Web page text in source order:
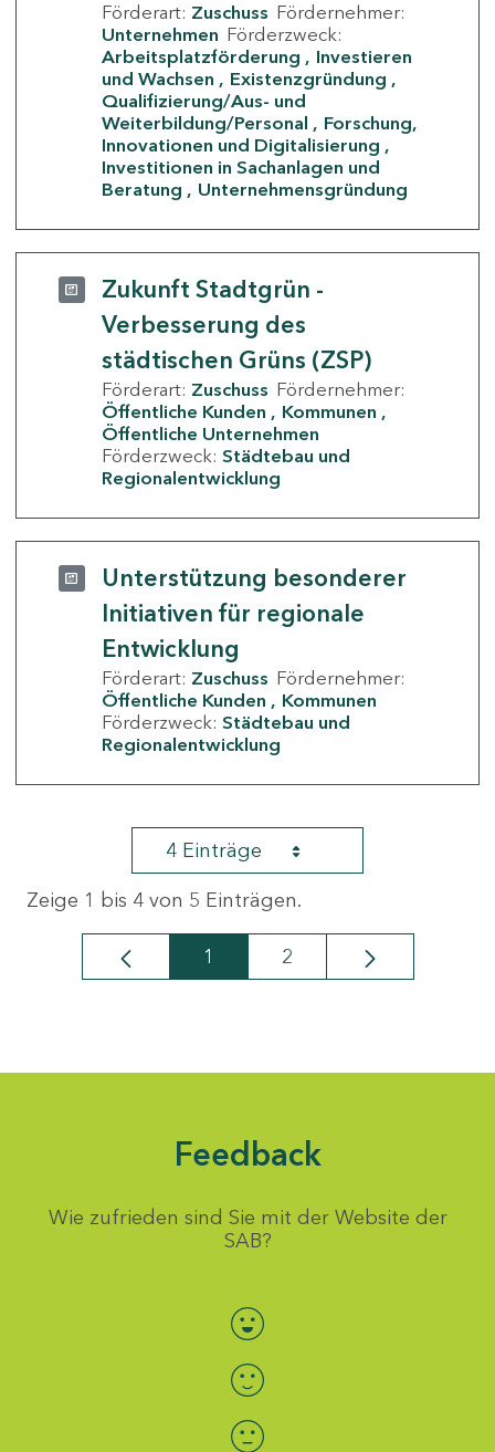
Förderart: Zuschuss Fördernehmer:
Unternehmen Förderzweck:
Arbeitsplatzförderung
Investieren
und Wachsen
Existenzgründung
Qualifizierung/Aus- und
Weiterbildung/Personal
Forschung,
Innovationen und Digitalisierung
Investitionen in Sachanlagen und
Beratung
Unternehmensgründung
Zukunft Stadtgrün -
Verbesserung des
städtischen Grüns (ZSP)
Förderart: Zuschuss Fördernehmer:
Öffentliche Kunden
Kommunen
Öffentliche Unternehmen
Förderzweck: Städtebau und
Regionalentwicklung
Unterstützung besonderer
Initiativen für regionale
Entwicklung
Förderart: Zuschuss Fördernehmer:
Öffentliche Kunden
Kommunen
Förderzweck: Städtebau und
Regionalentwicklung
4 Einträge
Zeige 1 bis 4 von 5 Einträgen.
Seite
1 Seite
2
Feedback
Wie zufrieden sind Sie mit der Website der
SAB?
Bewertung auswählen